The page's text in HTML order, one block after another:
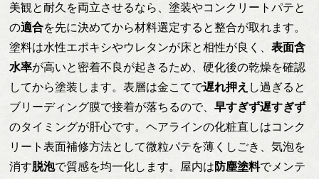
美観と耐久を両立させるなら、塗装やコンクリートパテと
の適合を先に決めてから材料選定すると整合が取れます。
塗料は水性エポキシやウレタンが床と相性が良く、表面含
水率が高いと密着不良が起きるため、硬化後の乾燥を確認
してから塗装します。表層は金こてで遅れ押え し過ぎると
ブリーディング膜で接着が落ちるので、早すぎず遅すぎず
のタイミングが肝心です。ヘアラインの化粧直しはコンク
リート表面補修方法として微粒パテを薄くしごき、気泡を
消す脱泡で質感を均一化します。屋内は 防塵塗料でメンテ